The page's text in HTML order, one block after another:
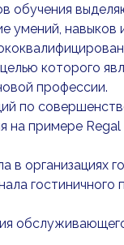
обучения
умений, навыков
которого
профессии.
по
на примере
в организациях